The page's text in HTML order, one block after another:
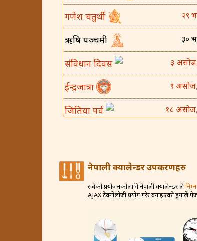
गणेश चतुर्थी २९
ऋषि पञ्चमी ३०
संविधान दिवस ३
ईन्द्रजात्रा ९ असोज,
जितिया पर्व १८ असोज,
बिजया दशमी
कोजाग्रत व्रत ८ कार्तिक,
२०
नेपाली क्यालेन्डर उपकरणहरु
सबैको प्रयोजनकोलागि नेपाली क्यालेन्डर ले
AJAX टेक्नोलोजी प्रयोग गरेर बनाइएको